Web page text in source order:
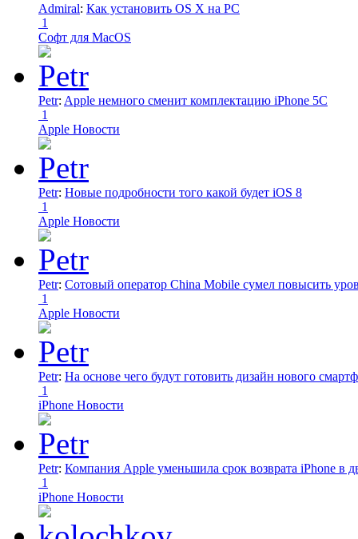
Admiral: Как установить OS X на PC
1
Софт для MacOS
Petr: Apple немного сменит комплектацию iPhone 5C
1
Apple Новости
Petr: Новые подробности того какой будет iOS 8
1
Apple Новости
Petr: Сотовый оператор China Mobile сумел повысить
1
Apple Новости
Petr: На основе чего будут готовить дизайн нового
1
iPhone Новости
Petr: Компания Apple уменьшила срок возврата iPhone в
1
iPhone Новости